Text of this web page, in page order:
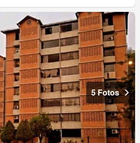
5 Fotos